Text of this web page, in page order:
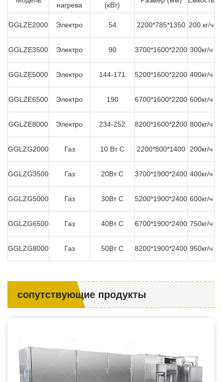
нагрева (кВт)
GGLZE2000 Электро 54 2200*785*1350 200 кг/ч
GGLZE3500 Электро 90 3700*1600*2200 300кг/ч
GGLZE5000 Электро 144-171 5200*1600*2200 400кг/ч
GGLZE6500 Электро 190 6700*1600*2200 600кг/ч
GGLZE8000 Электро 234-252 8200*1600*2200 800кг/ч
GGLZG2000 Газ 10 Вт С 2200*800*1400 200кг/ч
GGLZG3500 Газ 20Вт C 3700*1900*2400 400кг/ч
GGLZG5000 Газ 30Вт C 5200*1900*2400 600кг/ч
GGLZG6500 Газ 40Вт C 6700*1900*2400 750кг/ч
GGLZG8000 Газ 50Вт C 8200*1900*2400 950кг/ч
сопутствующие продукты